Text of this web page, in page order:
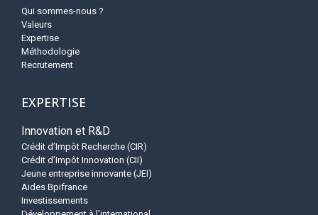
Qui sommes-nous ?
Valeurs
Expertise
Méthodologie
Recrutement
EXPERTISE
Innovation et R&D
Crédit d’Impôt Recherche (CIR)
Crédit d’Impôt Innovation (CII)
Jeune entreprise innovante (JEI)
Aides Bpifrance
Investissements